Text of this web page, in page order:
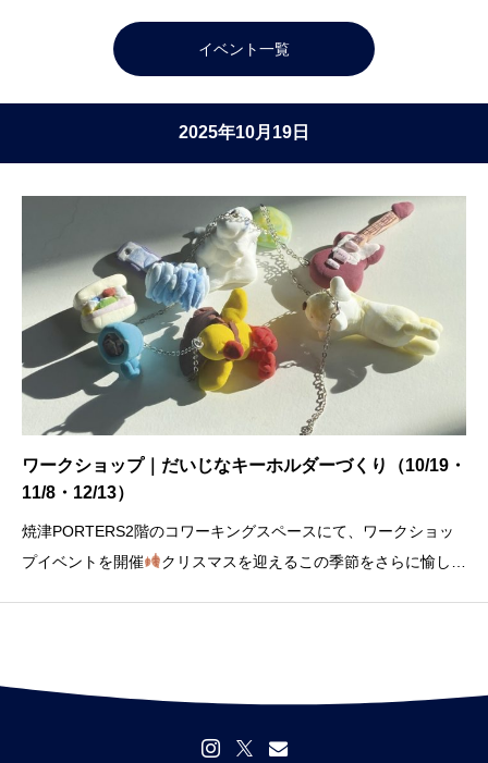
イベント一覧
2025年10月19日
ワークショップ｜だいじなキーホルダーづくり（10/19・
11/8・12/13）
焼津PORTERS2階のコワーキングスペースにて、ワークショッ
プイベントを開催
クリスマスを迎えるこの季節をさらに愉しむ